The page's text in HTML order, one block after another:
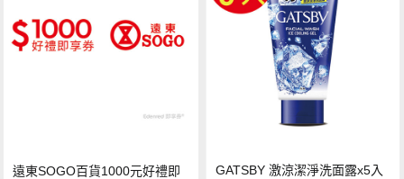
遠東SOGO百貨1000元好禮即
GATSBY 激涼潔淨洗面露x5入